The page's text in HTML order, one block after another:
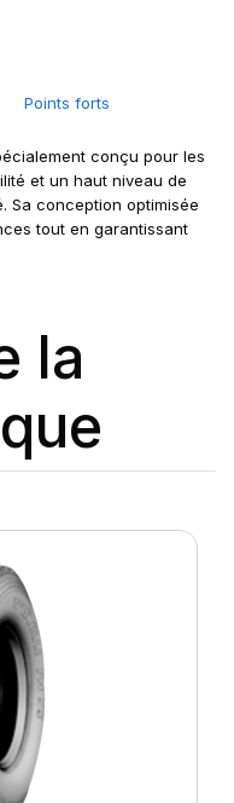
Points forts
conçu pour les
et un haut niveau de
Sa conception optimisée
tout en garantissant
la